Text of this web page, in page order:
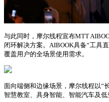
与此同时，摩尔线程宣布MTT
闭环解决方案。AIBOOK具备“工具
覆盖用户的全场景使用需求。
面向端侧和边缘场景，摩尔线程以“
智慧教室、具身智能、智能汽车及